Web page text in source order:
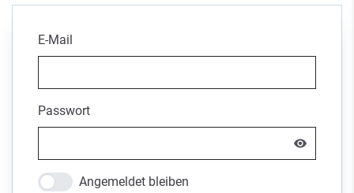
E-Mail
Passwort
Angemeldet bleiben